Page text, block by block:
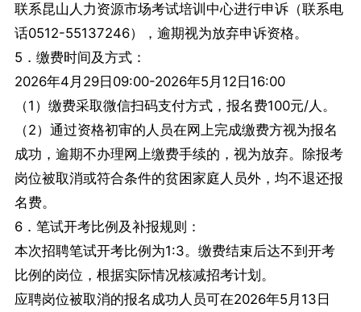
联系昆山人力资源市场考试培训中心进行申诉（联系电
话0512-55137246），逾期视为放弃申诉资格。
5．缴费时间及方式：
2026年4月29日09:00-2026年5月12日16:00
（1）缴费采取微信扫码支付方式，报名费100元/人。
（2）通过资格初审的人员在网上完成缴费方视为报名
成功，逾期不办理网上缴费手续的，视为放弃。除报考
岗位被取消或符合条件的贫困家庭人员外，均不退还报
名费。
6．笔试开考比例及补报规则：
本次招聘笔试开考比例为1:3。缴费结束后达不到开考
比例的岗位，根据实际情况核减招考计划。
应聘岗位被取消的报名成功人员可在2026年5月13日